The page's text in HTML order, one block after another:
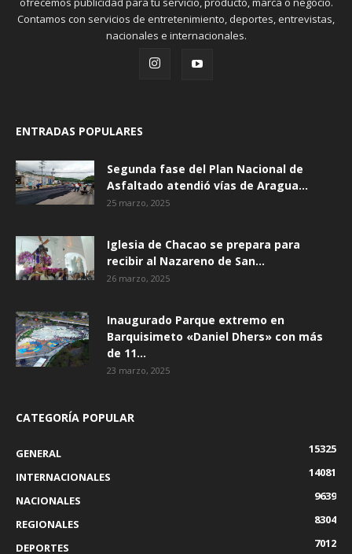
Contamos con servicios de entretenimiento, deportes, entrevistas,
nacionales e internacionales.
ENTRADAS POPULARES
Segunda fase del Plan Nacional de
Asfaltado atendió vías de Aragua...
25 marzo, 2025
Iglesia de Chacao se prepara para
recibir al Nazareno de San...
26 marzo, 2025
Inaugurado Parque extremo en
Barquisimeto «Daniel Dhers» con más
de 11...
23 marzo, 2025
CATEGORÍA POPULAR
GENERAL
15325
INTERNACIONALES
14081
NACIONALES
9639
REGIONALES
8304
DEPORTES
7012